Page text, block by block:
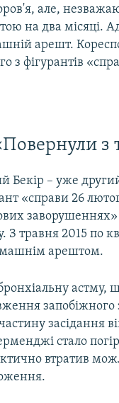
але,
на два місяці.
арешт.
з фігурантів
з
Бекір – уже
«справи 26
З травня 2015 по
арештом.
астму,
засідання
стало
втратив